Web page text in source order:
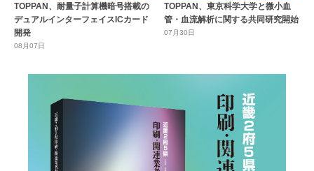
TOPPAN、耐量子計算機暗号搭載の
デュアルインターフェイスICカード
開発
08月07日
TOPPAN、東京科学大学と微小血
管・血流解析に関する共同研究開始
07月30日